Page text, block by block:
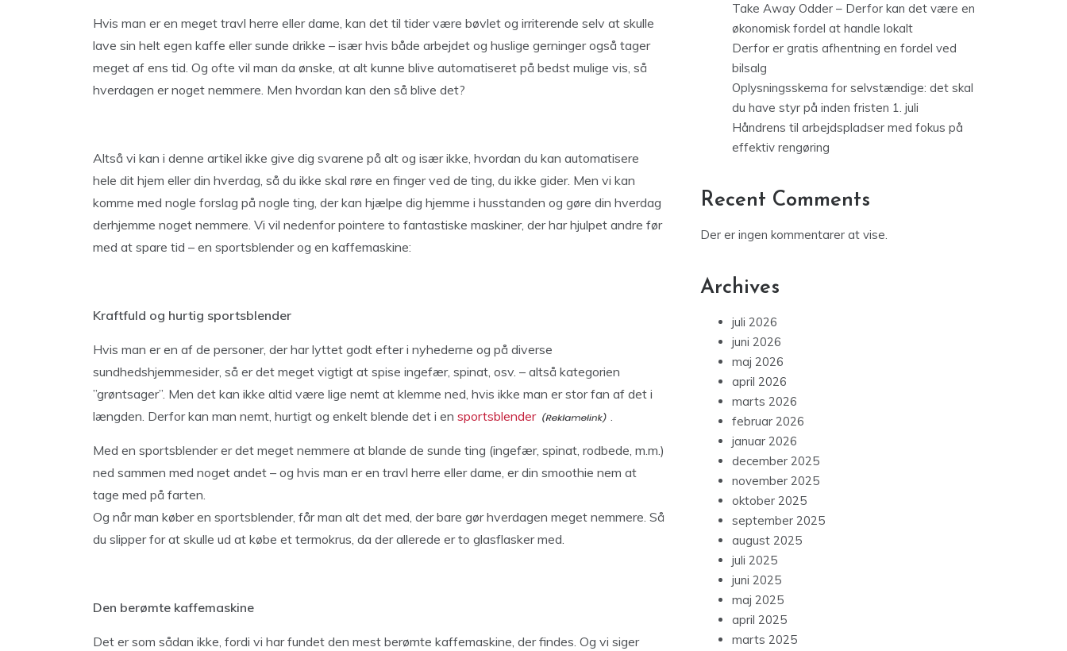
Hvis man er en meget travl herre eller dame, kan det til tider være bøvlet og irriterende selv at skulle
lave sin helt egen kaffe eller sunde drikke – især hvis både arbejdet og huslige gerninger også tager
meget af ens tid. Og ofte vil man da ønske, at alt kunne blive automatiseret på bedst mulige vis, så
hverdagen er noget nemmere. Men hvordan kan den så blive det?
Altså vi kan i denne artikel ikke give dig svarene på alt og især ikke, hvordan du kan automatisere
hele dit hjem eller din hverdag, så du ikke skal røre en finger ved de ting, du ikke gider. Men vi kan
komme med nogle forslag på nogle ting, der kan hjælpe dig hjemme i husstanden og gøre din hverdag
derhjemme noget nemmere. Vi vil nedenfor pointere to fantastiske maskiner, der har hjulpet andre før
med at spare tid – en sportsblender og en kaffemaskine:
Kraftfuld og hurtig sportsblender
Hvis man er en af de personer, der har lyttet godt efter i nyhederne og på diverse
sundhedshjemmesider, så er det meget vigtigt at spise ingefær, spinat, osv. – altså kategorien
”grøntsager”. Men det kan ikke altid være lige nemt at klemme ned, hvis ikke man er stor fan af det i
længden. Derfor kan man nemt, hurtigt og enkelt blende det i en sportsblender .
Med en sportsblender er det meget nemmere at blande de sunde ting (ingefær, spinat, rodbede, m.m.)
ned sammen med noget andet – og hvis man er en travl herre eller dame, er din smoothie nem at
tage med på farten.
Og når man køber en sportsblender, får man alt det med, der bare gør hverdagen meget nemmere. Så
du slipper for at skulle ud at købe et termokrus, da der allerede er to glasflasker med.
Den berømte kaffemaskine
Det er som sådan ikke, fordi vi har fundet den mest berømte kaffemaskine, der findes. Og vi siger
Take Away Odder – Derfor kan det være en
økonomisk fordel at handle lokalt
Derfor er gratis afhentning en fordel ved
bilsalg
Oplysningsskema for selvstændige: det skal
du have styr på inden fristen 1. juli
Håndrens til arbejdspladser med fokus på
effektiv rengøring
Recent Comments
Der er ingen kommentarer at vise.
Archives
juli 2026
juni 2026
maj 2026
april 2026
marts 2026
februar 2026
januar 2026
december 2025
november 2025
oktober 2025
september 2025
august 2025
juli 2025
juni 2025
maj 2025
april 2025
marts 2025